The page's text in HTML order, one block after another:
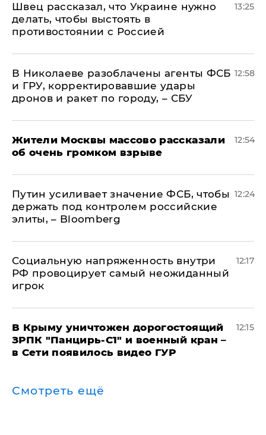
Швец рассказал, что Украине нужно
делать, чтобы выстоять в
противостоянии с Россией
13:25
В Николаеве разоблачены агенты ФСБ
и ГРУ, корректировавшие удары
дронов и ракет по городу, – СБУ
12:58
Жители Москвы массово рассказали
об очень громком взрыве
12:54
Путин усиливает значение ФСБ, чтобы
держать под контролем российские
элиты, – Bloomberg
12:24
Социальную напряженность внутри
РФ провоцирует самый неожиданный
игрок
12:17
В Крыму уничтожен дорогостоящий
ЗРПК "Панцирь-С1" и военный кран –
в Сети появилось видео ГУР
12:15
Смотреть ещё